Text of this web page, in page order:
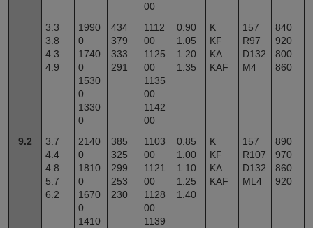
00
3.3
3.8
4.3
4.9
1990
0
1740
0
1530
0
1330
0
434
379
333
291
1112
00
1125
00
1135
00
1142
00
0.90
1.05
1.20
1.35
K
KF
KA
KAF
157
R97
D132
M4
840
920
800
860
9.2
3.7
4.4
4.8
5.7
6.2
2140
0
1810
0
1670
0
1410
385
325
299
253
230
1103
00
1121
00
1128
00
1139
0.85
1.00
1.10
1.25
1.40
K
KF
KA
KAF
157
R107
D132
ML4
890
970
860
920